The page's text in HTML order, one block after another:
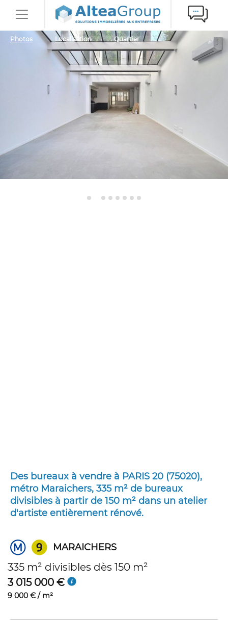
Photos Localisation Quartier
Des bureaux à vendre à PARIS 20 (75020),
métro Maraichers, 335 m² de bureaux
divisibles à partir de 150 m² dans un atelier
d'artiste entièrement rénové.
MARAICHERS
335 m² divisibles dès 150 m²
3 015 000 €
9 000 € / m²